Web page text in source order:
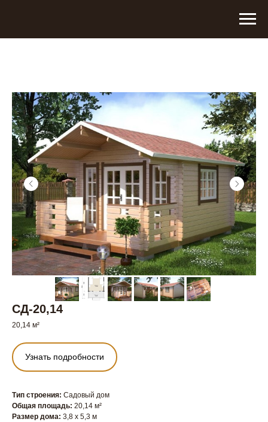
СД-20,14
20,14 м²
Узнать подробности
Тип строения: Садовый дом
Общая площадь: 20,14 м²
Размер дома: 3,8 x 5,3 м